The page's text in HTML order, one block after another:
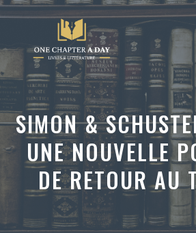
Aller
contenu
SIMON &
UNE NOUVELLE
DE RETOUR AU